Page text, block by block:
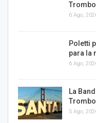
6 Ago,
Poletti
para la
6 Ago,
La
5 Ago,